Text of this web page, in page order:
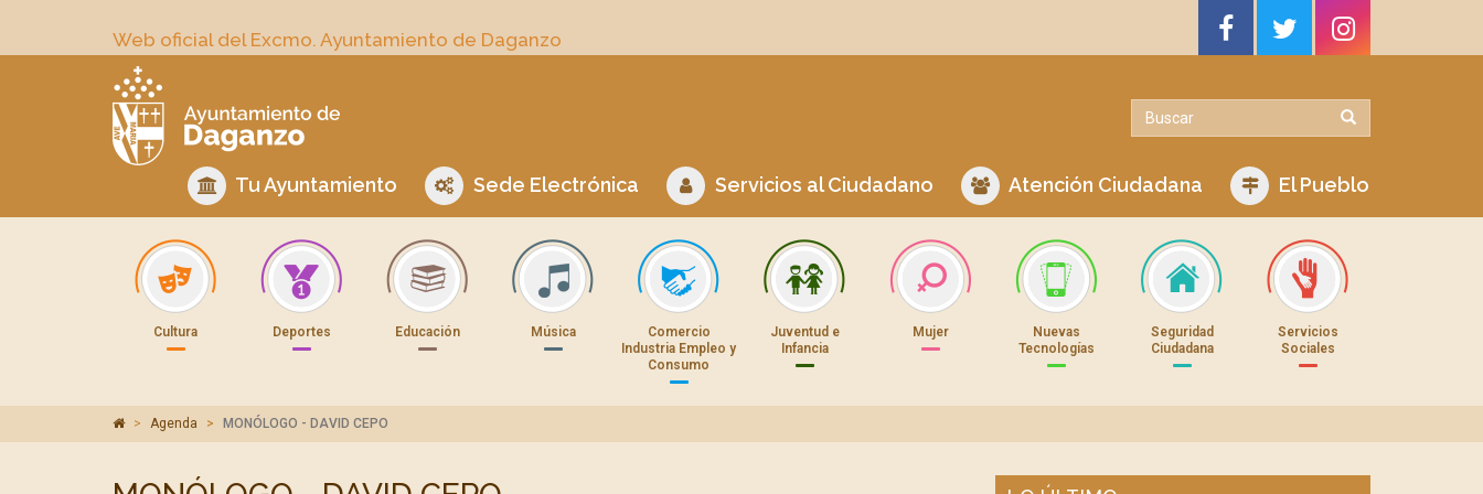
Web oficial del Excmo. Ayuntamiento de Daganzo
Tu Ayuntamiento Sede Electrónica Servicios al Ciudadano Atención Ciudadana El Pueblo
Cultura Deportes Educación Música
Comercio
Industria Empleo y
Consumo
Juventud e
Infancia
Mujer
Nuevas
Tecnologías
Seguridad
Ciudadana
Servicios
Sociales
Agenda MONÓLOGO - DAVID CEPO